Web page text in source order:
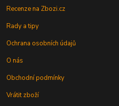
Recenze na Zbozi.cz
Rady a tipy
Ochrana osobních údajů
O nás
Obchodní podmínky
Vrátit zboží